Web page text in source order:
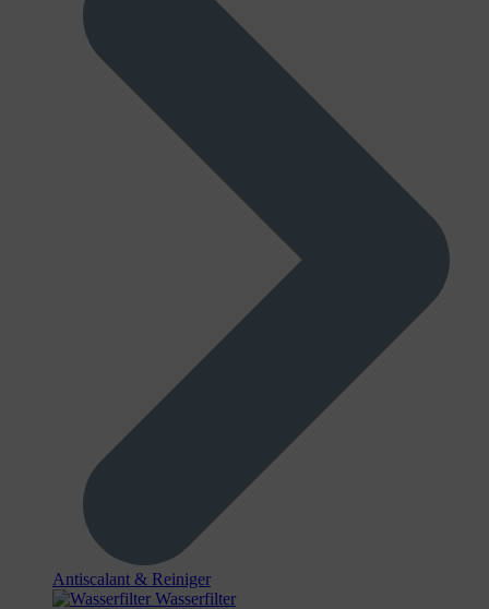
Antiscalant & Reiniger
Wasserfilter